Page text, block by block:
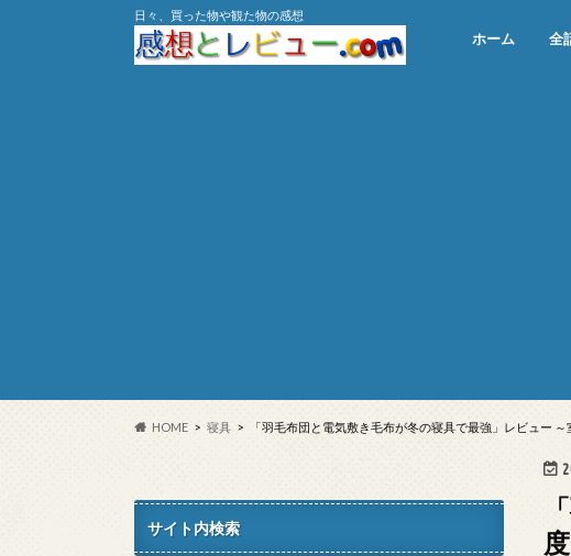
日々、買った物や観た物の感想
ホーム 全
HOME 寝具 「羽毛布団と電気敷き毛布が冬の寝具で最強」レビュー
サイト内検索